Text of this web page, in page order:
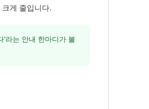
게 줄입니다.
'라는 안내 한마디가 불